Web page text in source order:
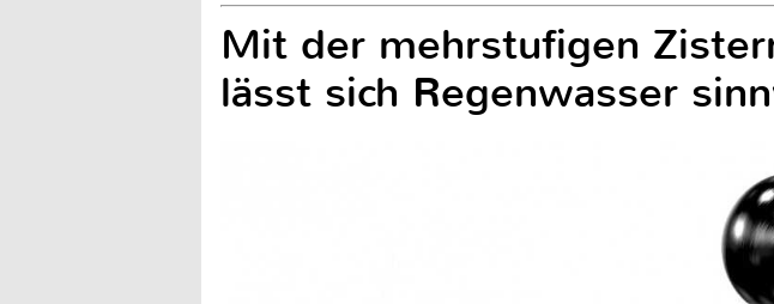
Mit der mehrstufigen
lässt sich Regenwasser